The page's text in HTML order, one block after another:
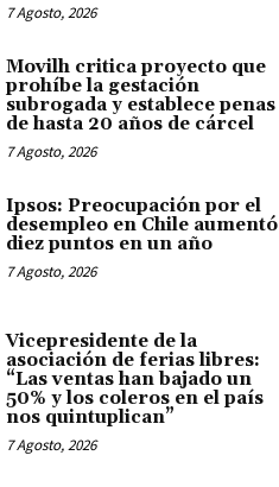
7 Agosto, 2026
Movilh critica proyecto que
prohíbe la gestación
subrogada y establece penas
de hasta 20 años de cárcel
7 Agosto, 2026
Ipsos: Preocupación por el
desempleo en Chile aumentó
diez puntos en un año
7 Agosto, 2026
Vicepresidente de la
asociación de ferias libres:
“Las ventas han bajado un
50% y los coleros en el país
nos quintuplican”
7 Agosto, 2026